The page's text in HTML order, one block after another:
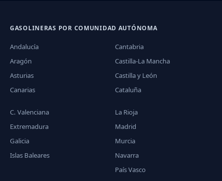
GASOLINERAS POR COMUNIDAD AUTÓNOMA
Andalucía
Aragón
Asturias
Canarias
Cantabria
Castilla-La Mancha
Castilla y León
Cataluña
C. Valenciana
Extremadura
Galicia
Islas Baleares
La Rioja
Madrid
Murcia
Navarra
País Vasco